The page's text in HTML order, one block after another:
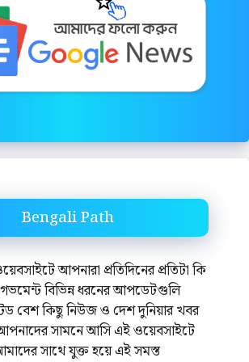
Bengali Path
আপনারা প্রতিদিনের প্রতিটা কি
বিভিন্ন ধরনের আপডেটগুলি
বেশ কিছু নিউজ ও দেশ দুনিয়ার খবর
আপনাদের সামনে আসি এই ওয়েবসাইটে
সাথে যুক্ত হয়ে এই সমস্ত